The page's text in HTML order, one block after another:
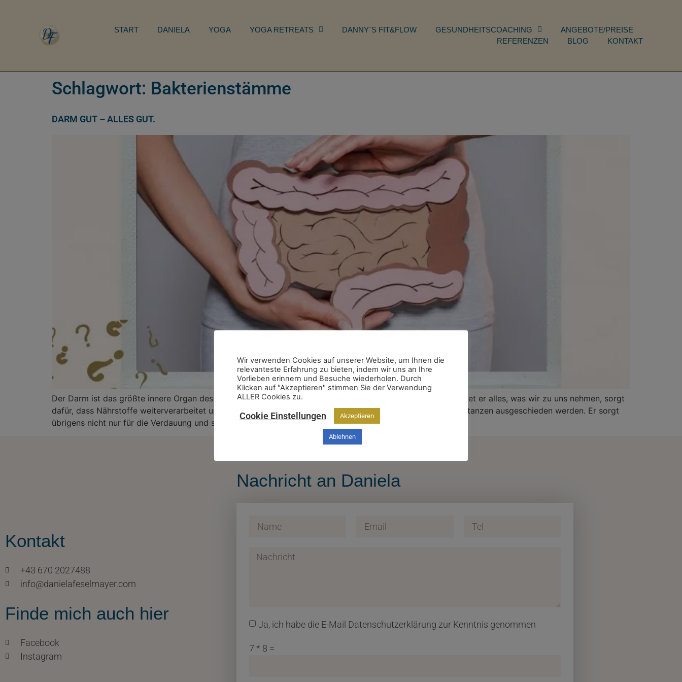
START DANIELA YOGA YOGA RETREATS DANNY`S FIT&FLOW GESUNDHEITSCOACHING
ANGEBOTE/PREISE
REFERENZEN
BLOG KONTAKT
Schlagwort: Bakterienstämme
DARM GUT – ALLES GUT.
Der Darm ist das größte innere Organ des Menschen, er kann bis zu acht Meter lang werden. Damit bearbeitet er alles, was wir zu uns nehmen, sorgt
dafür, dass Nährstoffe weiterverarbeitet und vom Körper aufgenommen werden und nicht verwertbare Substanzen ausgeschieden werden. Er sorgt
übrigens nicht nur für die Verdauung und somit für die Energiezufuhr, sondern […]
Kontakt
+43 670 2027488
info@danielafeselmayer.com
Finde mich auch hier
Facebook
Instagram
Nachricht an Daniela
Ja, ich habe die E-Mail Datenschutzerklärung zur Kenntnis genommen
7 * 8 =
Wir verwenden Cookies auf unserer Website, um Ihnen die
relevanteste Erfahrung zu bieten, indem wir uns an Ihre
Vorlieben erinnern und Besuche wiederholen. Durch
Klicken auf "Akzeptieren" stimmen Sie der Verwendung
ALLER Cookies zu.
Cookie Einstellungen Akzeptieren
Ablehnen